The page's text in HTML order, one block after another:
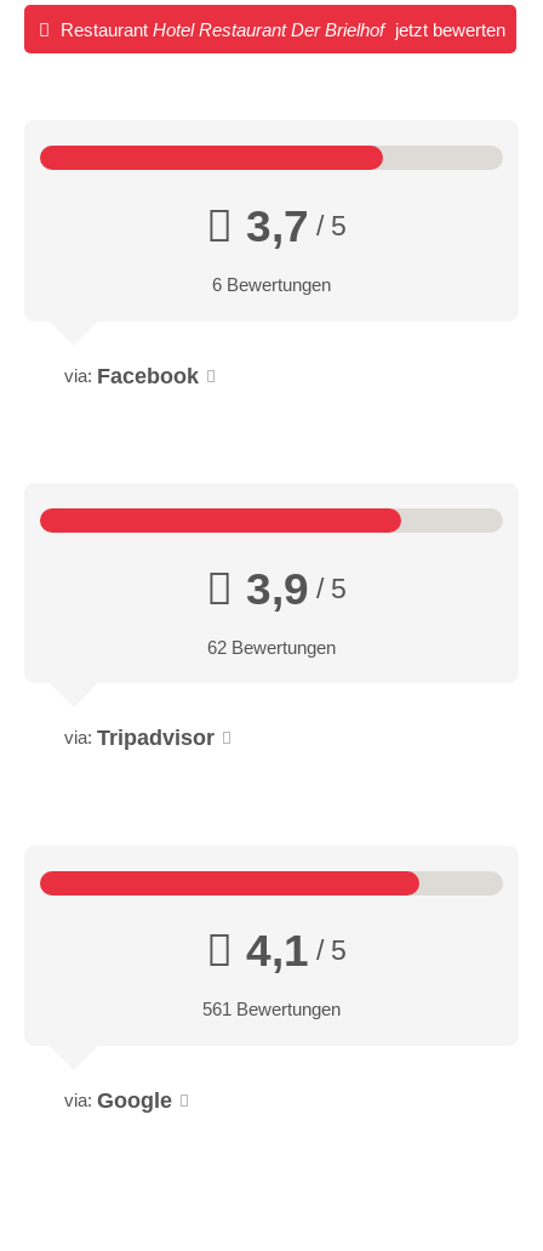
Restaurant Hotel Restaurant Der Brielhof jetzt bewerten
3,7 / 5
6 Bewertungen
via: Facebook
3,9 / 5
62 Bewertungen
via: Tripadvisor
4,1 / 5
561 Bewertungen
via: Google